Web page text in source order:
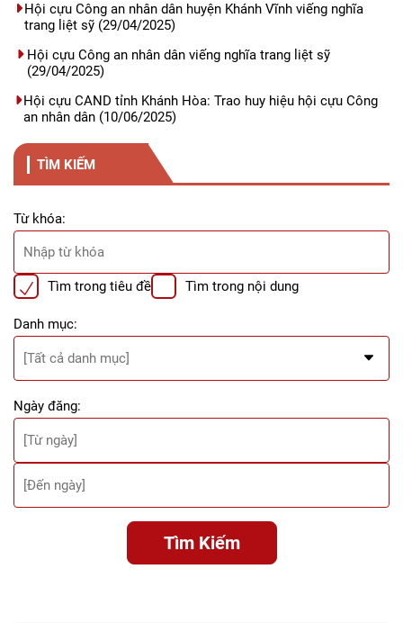
Hội cựu Công an nhân dân huyện Khánh Vĩnh viếng nghĩa
trang liệt sỹ(29/04/2025)
Hội cựu Công an nhân dân viếng nghĩa trang liệt sỹ
(29/04/2025)
Hội cựu CAND tỉnh Khánh Hòa: Trao huy hiệu hội cựu Công
an nhân dân (10/06/2025)
TÌM KIẾM
Từ khóa:
Tìm trong tiêu đề Tìm trong nội dung
Danh mục:
Ngày đăng:
Tìm Kiếm